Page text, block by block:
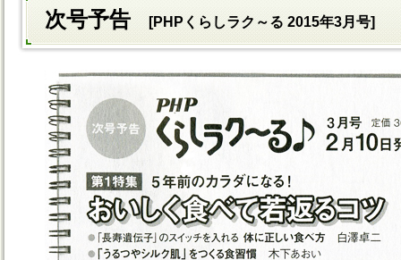
次号予告 [PHPくらしラク～る 2015年3月号]